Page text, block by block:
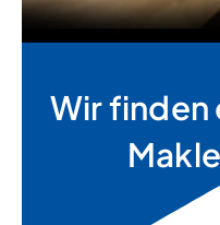
Wir